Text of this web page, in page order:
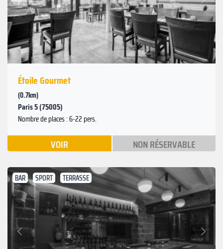
Précédent
Étoile Gourmet
(0.7km)
Paris 5 (75005)
Nombre de places : 6-22 pers.
VOIR NON RÉSERVABLE
BAR SPORT TERRASSE
Précédent
Suivant